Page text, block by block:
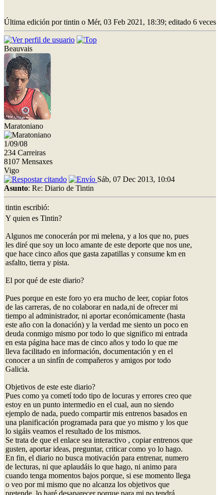
Última edición por tintin o Mér, 03 Feb 2021, 18:39; editado 6 veces
Beauvais
Maratoniano
1/09/08
234 Carreiras
8107 Mensaxes
Vigo
Sáb, 07 Dec 2013, 10:04
Asunto: Re: Diario de Tintin
tintin escribió:
Y quien es Tintin?
Algunos me conocerán por mi melena, y a los que no, pues
les diré que soy un loco amante de este deporte que nos une,
que hace cinco años que gasta zapatillas y consume km en
asfalto, tierra y pista.
El por qué de este diario?
Pues porque en este foro yo era mucho de leer, copiar fotos
de las carreras, de no colaborar en nada,ni de ofrecer mi
tiempo al administrador, ni aportar económicamente (hasta
este año con la donación) y la verdad me siento un poco en
deuda conmigo mismo por todo lo que significo mi entrada
en esta página hace mas de cinco años y todo lo que me
lleva facilitado en información, documentación y en el
conocer a un sinfín de compañeros y amigos por todo
Galicia.
Objetivos de este este diario?
Pues como ya cometí todo tipo de locuras y errores creo que
estoy en un punto intermedio en el cual, aun no siendo
ejemplo de nada, puedo compartir mis entrenos basados en
una planificación programada para que yo mismo y los que
lo sigáis veamos el resultado de los mismos.
Se trata de que el enlace sea interactivo , copiar entrenos que
gusten, aportar ideas, preguntar, criticar como yo lo hago.
En fin, el diario no busca motivación para entrenar, numero
de lecturas, ni que aplaudáis lo que hago, ni animo para
cuando tenga momentos bajos porque, si ese momento llega
o veo por mi mismo que no alcanza los objetivos que
pretende, lo haré desaparecer porque para mi no tendrá